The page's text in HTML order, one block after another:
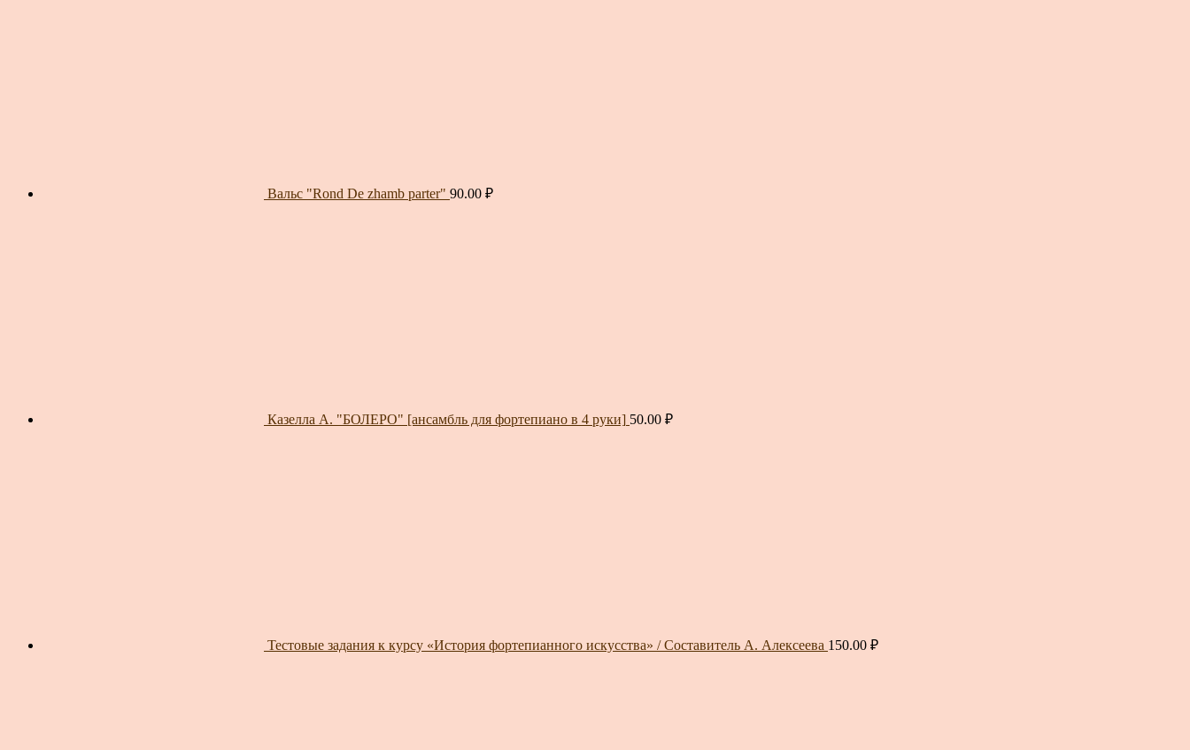
Вальс "Rond De zhamb parter" 90.00 ₽
Казелла А. "БОЛЕРО" [ансамбль для фортепиано в 4 руки] 50.00 ₽
Тестовые задания к курсу «История фортепианного искусства» / Составитель А. Алексеева 150.00 ₽